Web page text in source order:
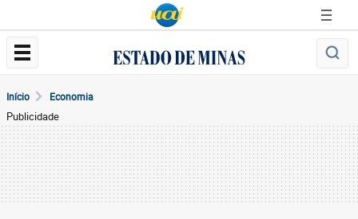
Início Economia
Publicidade